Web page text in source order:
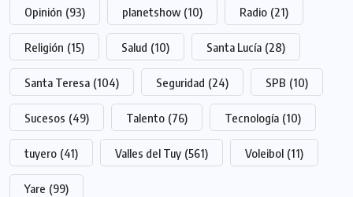
Opinión (93) planetshow (10) Radio (21)
Religión (15) Salud (10) Santa Lucía (28)
Santa Teresa (104) Seguridad (24) SPB (10)
Sucesos (49) Talento (76) Tecnología (10)
tuyero (41) Valles del Tuy (561) Voleibol (11)
Yare (99)